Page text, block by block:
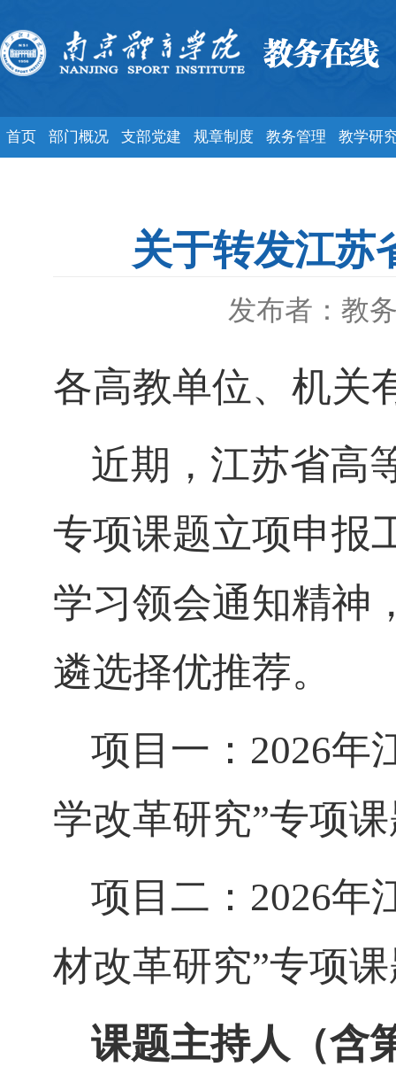
首页 部门概况 支部党建 规章制度 教务管理 教学研
关于转发江苏
发布者：教
各高教单位、机关
近期，江苏省高
专项课题立项申报
学习领会通知精神
遴选择优推荐。
项目一： 2026年
学改革研究”专项
项目二： 2026年
材改革研究”专项
课题主持人（含